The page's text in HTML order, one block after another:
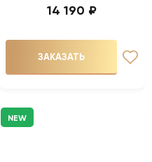
14 190 ₽
ЗАКАЗАТЬ
NEW